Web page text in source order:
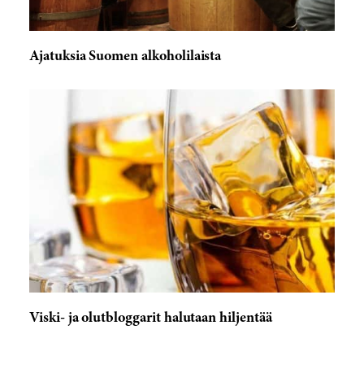
Ajatuksia Suomen alkoholilaista
Viski- ja olutbloggarit halutaan hiljentää